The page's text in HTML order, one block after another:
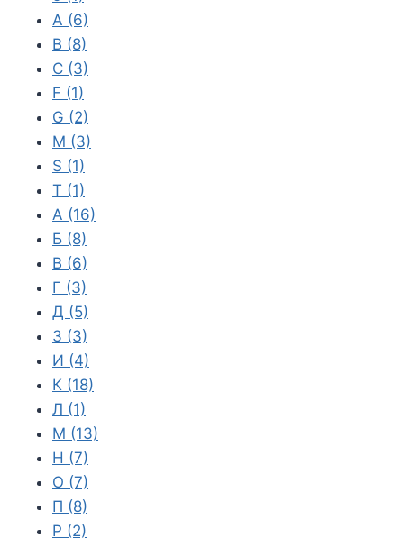
A (6)
B (8)
C (3)
F (1)
G (2)
M (3)
S (1)
T (1)
А (16)
Б (8)
В (6)
Г (3)
Д (5)
З (3)
И (4)
К (18)
Л (1)
М (13)
Н (7)
О (7)
П (8)
Р (2)